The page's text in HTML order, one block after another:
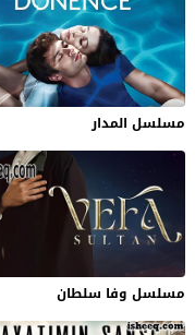
مسلسل المدار
مسلسل وفا سلطان